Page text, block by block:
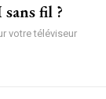
fil ?
votre téléviseur